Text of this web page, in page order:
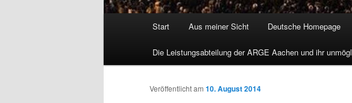
Start Aus meiner Sicht Deutsche Homepage
Die Leistungsabteilung der ARGE Aachen und ihr
Veröffentlicht am 10. August 2014